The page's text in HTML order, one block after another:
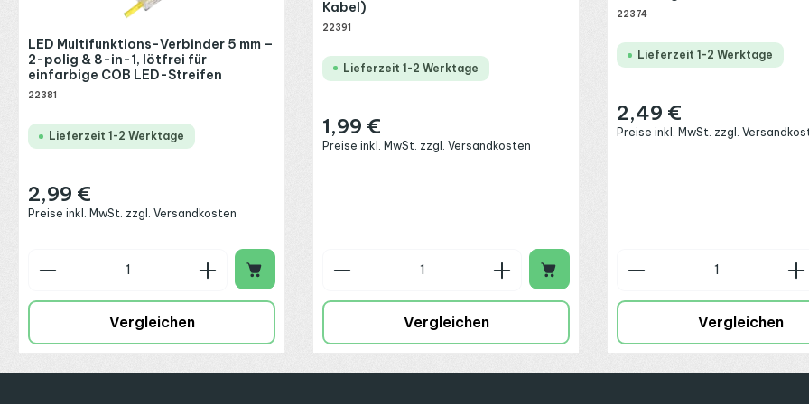
LED Multifunktions-Verbinder 5 mm –
2-polig & 8-in-1, lötfrei für
einfarbige COB LED-Streifen
22381
Lieferzeit 1-2 Werktage
Regulärer Preis:
2,99 €
Preise inkl. MwSt. zzgl. Versandkosten
Produkt Anzahl: Gib den gewünschten Wert ein oder benutze die
Vergleichen
Kabel)
22391
Lieferzeit 1-2 Werktage
Regulärer Preis:
1,99 €
Preise inkl. MwSt. zzgl. Versandkosten
Produkt Anzahl: Gib den gewünschten Wert
Vergleichen
22374
Lieferzeit 1-2 Werktage
Regulärer Preis:
2,49 €
Preise inkl. MwSt. zzgl.
Produkt Anzahl:
Vergleichen